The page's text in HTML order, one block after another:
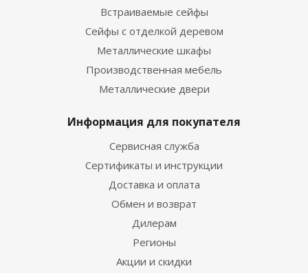
Встраиваемые сейфы
Сейфы с отделкой деревом
Металлические шкафы
Производственная мебель
Металлические двери
Информация для покупателя
Сервисная служба
Сертификаты и инструкции
Доставка и оплата
Обмен и возврат
Дилерам
Регионы
Акции и скидки